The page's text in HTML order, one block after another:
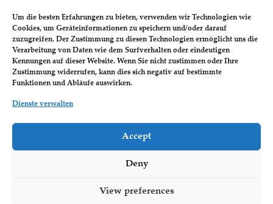
Um die besten Erfahrungen zu bieten, verwenden wir Technologien wie
Cookies, um Geräteinformationen zu speichern und/oder darauf
zuzugreifen. Der Zustimmung zu diesen Technologien ermöglicht uns die
Verarbeitung von Daten wie dem Surfverhalten oder eindeutigen
Kennungen auf dieser Website. Wenn Sie nicht zustimmen oder Ihre
Zustimmung widerrufen, kann dies sich negativ auf bestimmte
Funktionen und Abläufe auswirken.
Dienste verwalten
Accept
Deny
View preferences
die nächste Stufe heben möchten, finden in
Georgien ein Tor zu internationalen Märkten. Dieses
vielfältige Land, das...
Neueste Beiträge.
Auswirkungen der geopolitischen Lage auf
Investitionen in Georgien 2024